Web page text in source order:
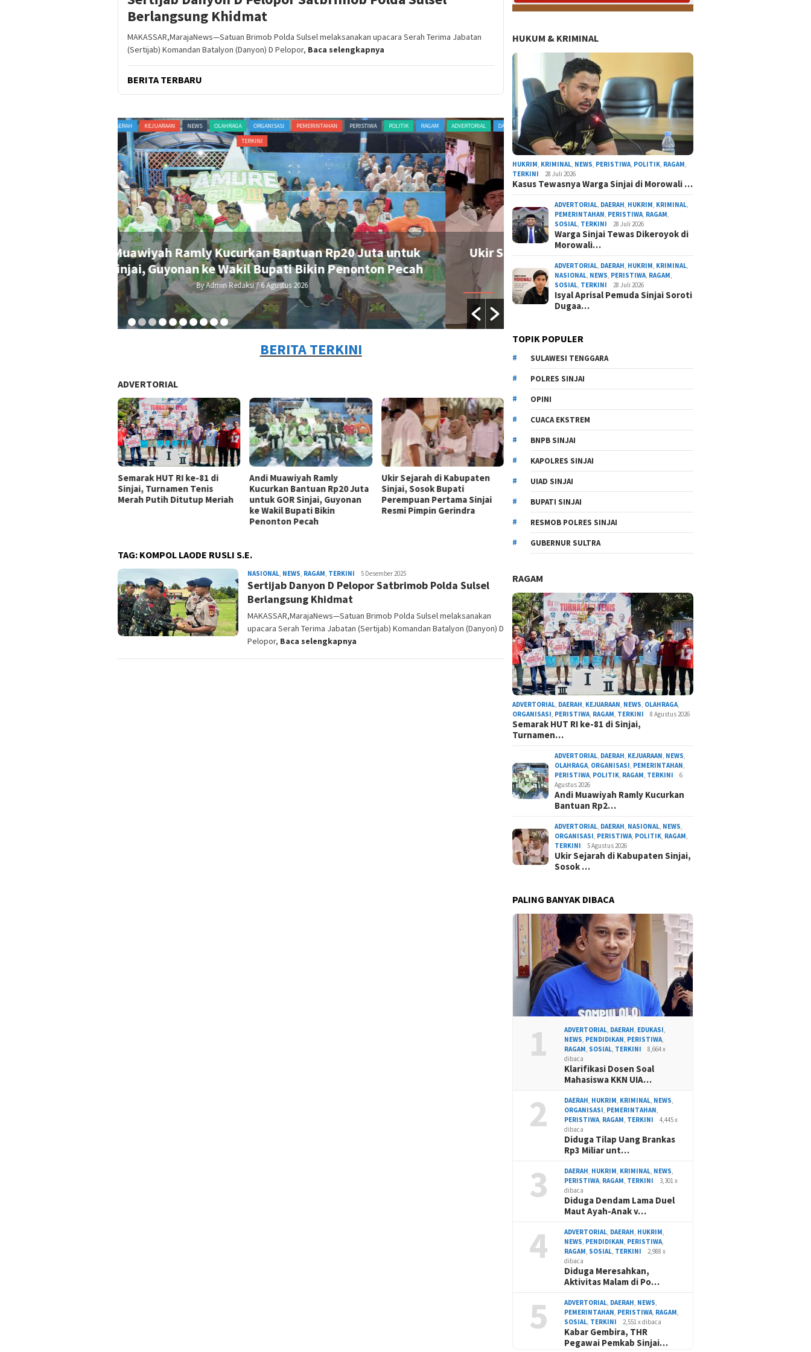
Berlangsung Khidmat
MAKASSAR,MarajaNews—Satuan Brimob Polda Sulsel melaksanakan upacara Serah Terima Jabatan
(Sertijab) Komandan Batalyon (Danyon) D Pelopor, Baca selengkapnya
BERITA TERBARU
ADVERTORIAL DAERAH NASIONAL NEWS ORGANISASI PERISTIWA POLITIK RAGAM TERKINI
Ukir Sejarah di Kabupaten Sinjai, Sosok Bupati Perempuan
Pertama Sinjai Resmi Pimpin Gerindra
By Admin Redaksi / 5 Agustus 2026
ADVERTORIAL NEWS ORGANISASI
Ratnawati Arif Resmi Pimpin Gerindra Sinjai,
Program Presiden Prabowo
By Admin Redaksi
BERITA TERKINI
ADVERTORIAL
Semarak HUT RI ke-81 di
Sinjai, Turnamen Tenis
Merah Putih Ditutup Meriah
Andi Muawiyah Ramly
Kucurkan Bantuan Rp20 Juta
untuk GOR Sinjai, Guyonan
ke Wakil Bupati Bikin
Penonton Pecah
Ukir Sejarah di Kabupaten
Sinjai, Sosok Bupati
Perempuan Pertama Sinjai
Resmi Pimpin Gerindra
TAG: KOMPOL LAODE RUSLI S.E.
NASIONAL, NEWS, RAGAM, TERKINI Admin
Redaksi
5 Desember 2025
Sertijab Danyon D Pelopor Satbrimob Polda Sulsel
Berlangsung Khidmat
MAKASSAR,MarajaNews—Satuan Brimob Polda Sulsel melaksanakan
upacara Serah Terima Jabatan (Sertijab) Komandan Batalyon (Danyon) D
Pelopor, Baca selengkapnya
HUKUM & KRIMINAL
HUKRIM, KRIMINAL, NEWS, PERISTIWA, POLITIK, RAGAM,
TERKINI
28 Juli 2026
Kasus Tewasnya Warga Sinjai di Morowali …
ADVERTORIAL, DAERAH, HUKRIM, KRIMINAL,
PEMERINTAHAN, PERISTIWA, RAGAM,
SOSIAL, TERKINI 28 Juli 2026
Warga Sinjai Tewas Dikeroyok di
Morowali…
ADVERTORIAL, DAERAH, HUKRIM, KRIMINAL,
NASIONAL, NEWS, PERISTIWA, RAGAM,
SOSIAL, TERKINI 28 Juli 2026
Isyal Aprisal Pemuda Sinjai Soroti
Dugaa…
TOPIK POPULER
SULAWESI TENGGARA
POLRES SINJAI
OPINI
CUACA EKSTREM
BNPB SINJAI
KAPOLRES SINJAI
UIAD SINJAI
BUPATI SINJAI
RESMOB POLRES SINJAI
GUBERNUR SULTRA
RAGAM
ADVERTORIAL DAERAH KEJUARAAN NEWS OLAHRAGA
ORGANISASI PERISTIWA RAGAM TERKINI 8 Agustus 2026
Semarak HUT RI ke-81 di Sinjai,
Turnamen…
ADVERTORIAL DAERAH KEJUARAAN NEWS
OLAHRAGA ORGANISASI PEMERINTAHAN
PERISTIWA POLITIK RAGAM TERKINI
6
Agustus 2026
Andi Muawiyah Ramly Kucurkan
Bantuan Rp2…
ADVERTORIAL DAERAH NASIONAL NEWS
ORGANISASI PERISTIWA POLITIK RAGAM
TERKINI
5 Agustus 2026
Ukir Sejarah di Kabupaten Sinjai,
Sosok …
PALING BANYAK DIBACA
1 ADVERTORIAL DAERAH EDUKASI
NEWS PENDIDIKAN PERISTIWA
RAGAM SOSIAL TERKINI
8,664 x
dibaca
Klarifikasi Dosen Soal
Mahasiswa KKN UIA…
2 DAERAH HUKRIM KRIMINAL NEWS
ORGANISASI PEMERINTAHAN
PERISTIWA RAGAM TERKINI
4,445 x
dibaca
Diduga Tilap Uang Brankas
Rp3 Miliar unt…
3 DAERAH HUKRIM KRIMINAL NEWS
PERISTIWA RAGAM TERKINI
3,301 x
dibaca
Diduga Dendam Lama Duel
Maut Ayah-Anak v…
4 ADVERTORIAL DAERAH HUKRIM
NEWS PENDIDIKAN PERISTIWA
RAGAM SOSIAL TERKINI
2,988 x
dibaca
Diduga Meresahkan,
Aktivitas Malam di Po…
5 ADVERTORIAL DAERAH NEWS
PEMERINTAHAN PERISTIWA RAGAM
SOSIAL TERKINI 2,551 x dibaca
Kabar Gembira, THR
Pegawai Pemkab Sinjai…